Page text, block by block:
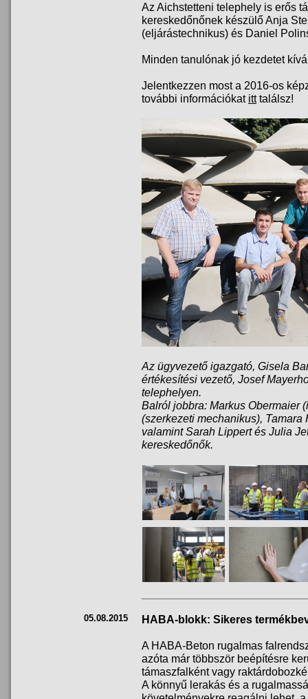
Az Aichstetteni telephely is erős
kereskedőnőnek készülő Anja
(eljárástechnikus) és Daniel
Minden tanulónak jó kezdetet
Jelentkezzen most a 2016-os
további információkat itttalálsz!
Az ügyvezető igazgató, Gisela
értékesítési vezető, Josef
telephelyen.
Balról jobbra: Markus Obermaier
(szerkezeti mechanikus),
valamint Sarah Lippert és Julia
kereskedőnők.
05.08.2015 HABA-blokk: Sikeres
A HABA-Beton rugalmas
azóta már többször beépítésre
támaszfalként vagy
A könnyű lerakás és a